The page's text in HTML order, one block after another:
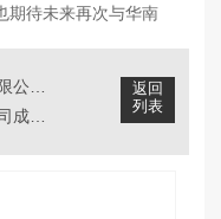
期待未来再次与华南
返回
列表